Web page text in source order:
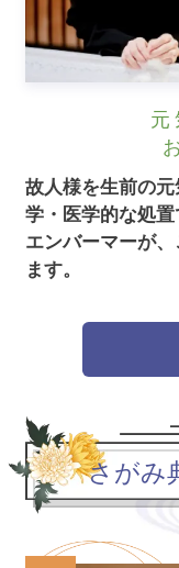
元
故人様を生前の
学・医学的な処置
エンバーマーが
ます。
さがみ